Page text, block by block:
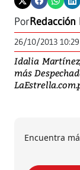
Por
26/10/2013 10:29
Idalia
más
Encuentra